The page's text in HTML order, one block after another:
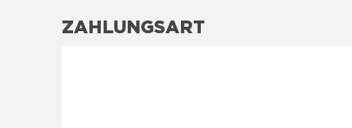
ZAHLUNGSART